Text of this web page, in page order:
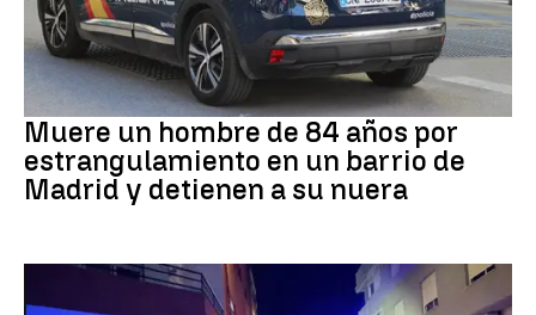
Muere un hombre de 84 años por
estrangulamiento en un barrio de
Madrid y detienen a su nuera